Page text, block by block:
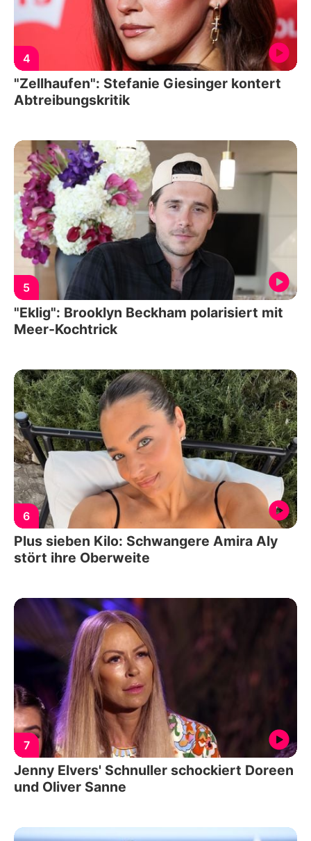
4
"Zellhaufen": Stefanie Giesinger kontert
Abtreibungskritik
5
"Eklig": Brooklyn Beckham polarisiert mit
Meer-Kochtrick
6
Plus sieben Kilo: Schwangere Amira Aly
stört ihre Oberweite
7
Jenny Elvers' Schnuller schockiert Doreen
und Oliver Sanne